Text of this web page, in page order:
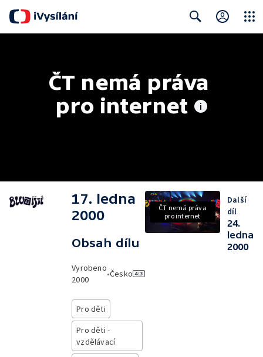
ČT nemá práva
pro internet
17. ledna
2000
Obsah dílu
Vyrobeno
2000
•Česko
Pro děti
Pro děti -
vzdělávací
ČT nemá práva
pro internet
Další
díl
24.
ledna
2000